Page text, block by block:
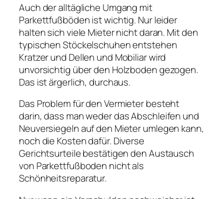
Auch der alltägliche Umgang mit
Parkettfußböden ist wichtig. Nur leider
halten sich viele Mieter nicht daran. Mit den
typischen Stöckelschuhen entstehen
Kratzer und Dellen und Mobiliar wird
unvorsichtig über den Holzboden gezogen.
Das ist ärgerlich, durchaus.
Das Problem für den Vermieter besteht
darin, dass man weder das Abschleifen und
Neuversiegeln auf den Mieter umlegen kann,
noch die Kosten dafür. Diverse
Gerichtsurteile bestätigen den Austausch
von Parkettfußboden nicht als
Schönheitsreparatur.